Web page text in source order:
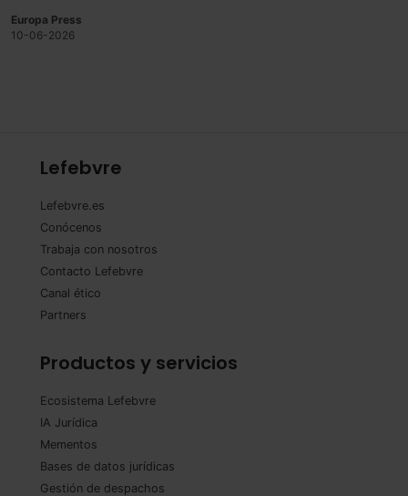
España junto a representantes del ámbito judicial,
policial y deportivo.
Europa Press
10-06-2026
Lefebvre
Lefebvre.es
Conócenos
Trabaja con nosotros
Contacto Lefebvre
Canal ético
Partners
Productos y servicios
Ecosistema Lefebvre
IA Jurídica
Mementos
Bases de datos jurídicas
Gestión de despachos